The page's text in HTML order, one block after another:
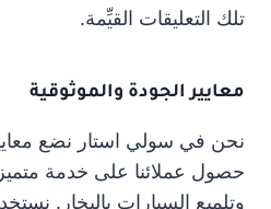
تلك التعليقات القيِّمة.
معايير الجودة والموثوقية
نحن في سولي استار نضع
حصول عملائنا على خدمة
وتلميع السيارات بالبخار.